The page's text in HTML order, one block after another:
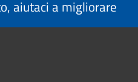
aiutaci a migliorare